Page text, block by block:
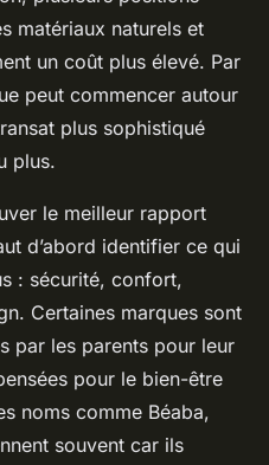
matériaux naturels et
un coût plus élevé. Par
peut commencer autour
plus sophistiqué
plus.
le meilleur rapport
d’abord identifier ce qui
: sécurité, confort,
Certaines marques sont
par les parents pour leur
pour le bien-être
noms comme Béaba,
souvent car ils